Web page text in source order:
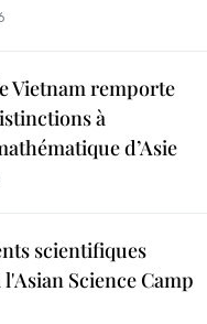
Vietnam remporte
à
d’Asie
scientifiques
Science Camp